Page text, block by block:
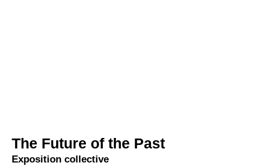
The Future of the Past
Exposition collective